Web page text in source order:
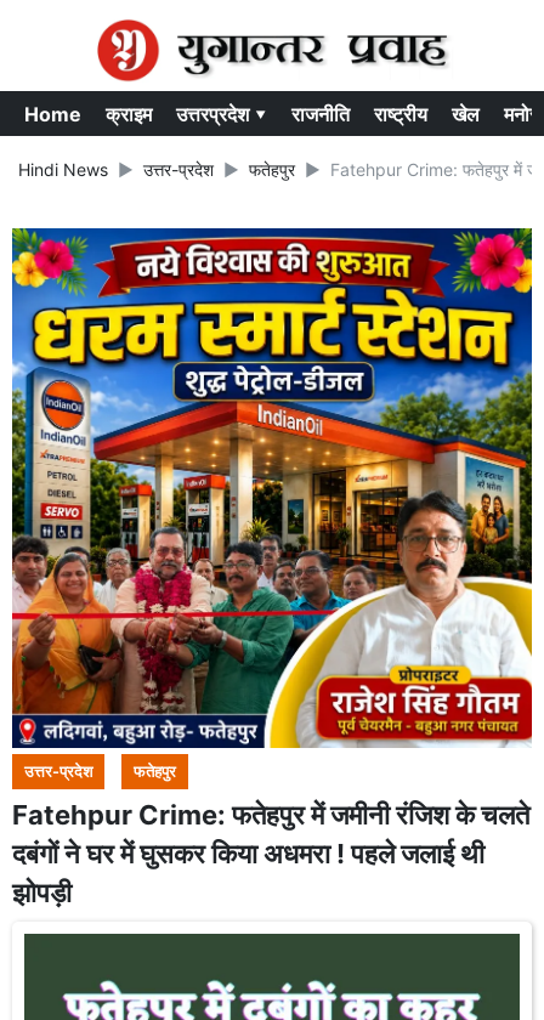
Home क्राइम उत्तरप्रदेश ▾ राजनीति राष्ट्रीय खेल
Hindi News उत्तर-प्रदेश फतेहपुर Fatehpur Crime: फतेहपुर में
उत्तर-प्रदेश फतेहपुर
Fatehpur Crime: फतेहपुर में जमीनी रंजिश के चलते
दबंगों ने घर में घुसकर किया अधमरा ! पहले जलाई थी
झोपड़ी